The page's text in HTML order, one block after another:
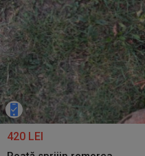
420 LEI